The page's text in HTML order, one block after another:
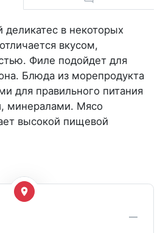
в некоторых
вкусом,
Филе подойдет для
Блюда из морепродукта
для правильного питания
минералами. Мясо
высокой пищевой